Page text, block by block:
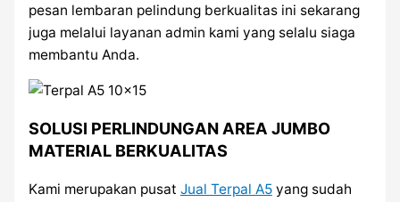
pesan lembaran pelindung berkualitas ini sekarang
juga melalui layanan admin kami yang selalu siaga
membantu Anda.
SOLUSI PERLINDUNGAN AREA JUMBO
MATERIAL BERKUALITAS
Kami merupakan pusat Jual Terpal A5yang sudah